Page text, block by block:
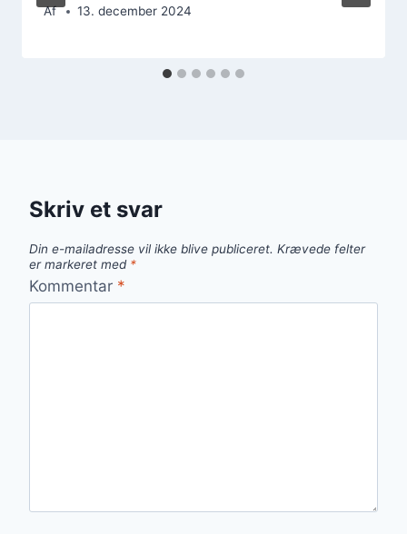
Af 13. december 2024
Skriv et svar
Din e-mailadresse vil ikke blive publiceret. Krævede felter
er markeret med *
Kommentar *